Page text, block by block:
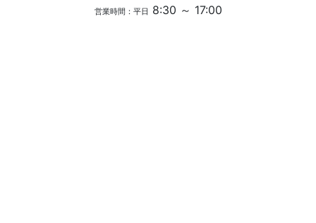
営業時間：平日 8:30 ～ 17:00